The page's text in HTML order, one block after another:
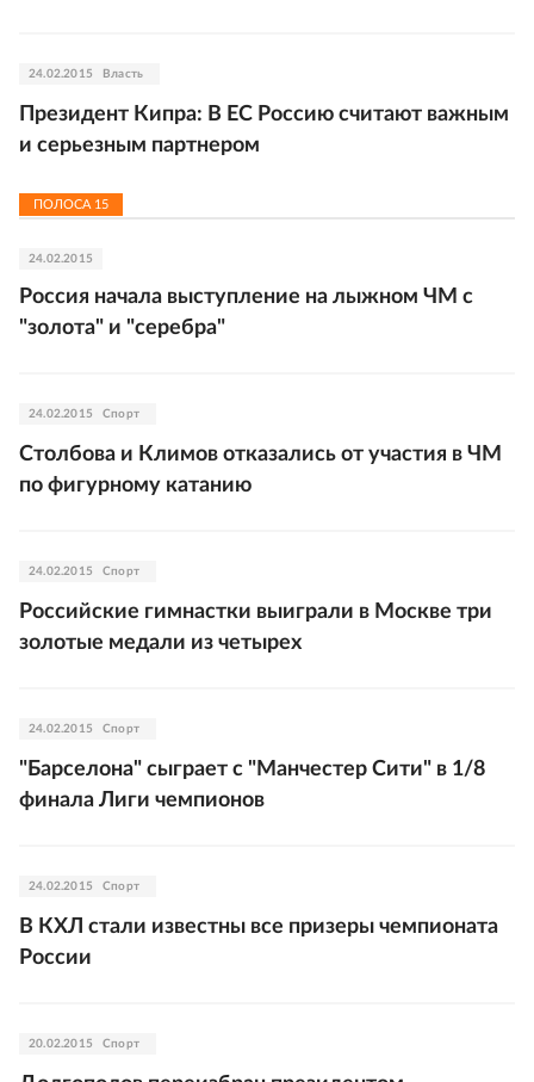
24.02.2015 Власть
Президент Кипра: В ЕС Россию считают важным
и серьезным партнером
ПОЛОСА 15
24.02.2015
Россия начала выступление на лыжном ЧМ с
"золота" и "серебра"
24.02.2015 Спорт
Столбова и Климов отказались от участия в ЧМ
по фигурному катанию
24.02.2015 Спорт
Российские гимнастки выиграли в Москве три
золотые медали из четырех
24.02.2015 Спорт
"Барселона" сыграет с "Манчестер Сити" в 1/8
финала Лиги чемпионов
24.02.2015 Спорт
В КХЛ стали известны все призеры чемпионата
России
20.02.2015 Спорт